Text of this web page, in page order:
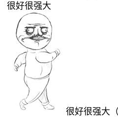
很好很强大
很好很强大